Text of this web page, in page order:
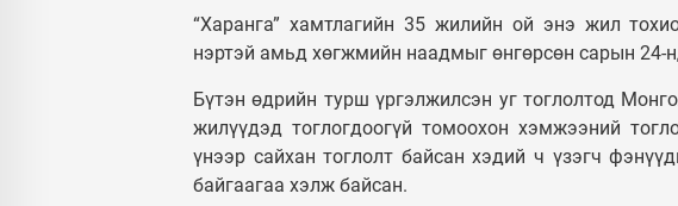
“Харанга” хамтлагийн 35 жилийн ой энэ жил
нэртэй амьд хөгжмийн наадмыг өнгөрсөн сарын 24-
Бүтэн өдрийн турш үргэлжилсэн уг тоглолтод
жилүүдэд тоглогдоогүй томоохон хэмжээний
үнээр сайхан тоглолт байсан хэдий ч үзэгч
байгаагаа хэлж байсан.
УЛС ТӨР
Монгол